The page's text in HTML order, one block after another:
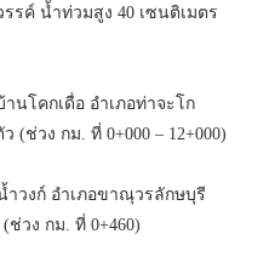
รค์ น้ำท่วมสูง 40 เซนติเมตร
นโคกเดื่อ อำเภอท่าจะโก
ช่วง กม. ที่ 0+000 – 12+000)
ำวงก์ อำเภอขาณุวรลักษบุรี
วง กม. ที่ 0+460)